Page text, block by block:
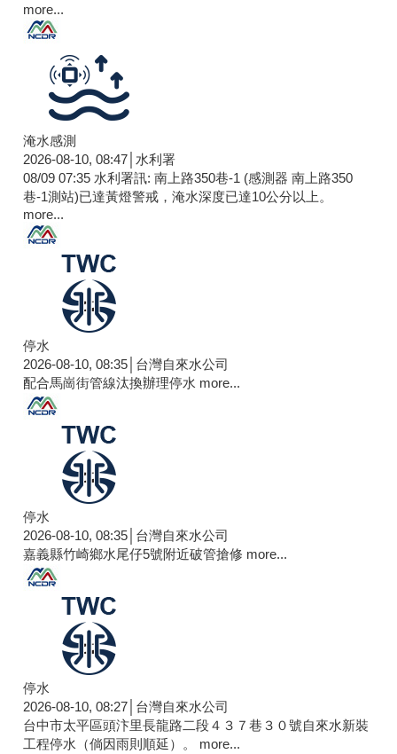
more...
淹水感測
2026-08-10, 08:47│水利署
08/09 07:35 水利署訊: 南上路350巷-1 (感測器 南上路350
巷-1測站)已達黃燈警戒，淹水深度已達10公分以上。​​​
more...
停水
2026-08-10, 08:35│台灣自來水公司
配合馬崗街管線汰換辦理停水 more...
停水
2026-08-10, 08:35│台灣自來水公司
嘉義縣竹崎鄉水尾仔5號附近破管搶修 more...
停水
2026-08-10, 08:27│台灣自來水公司
台中市太平區頭汴里長龍路二段４３７巷３０號自來水新裝
工程停水（倘因雨則順延）。 more...